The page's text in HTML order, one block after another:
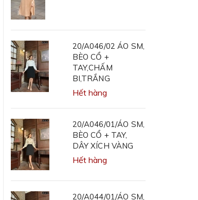
20/A046/02 ÁO SM,
BÈO CỔ +
TAY,CHẤM
BI,TRẮNG
Hết hàng
20/A046/01/ÁO SM,
BÈO CỔ + TAY,
DÂY XÍCH VÀNG
Hết hàng
20/A044/01/ÁO SM,